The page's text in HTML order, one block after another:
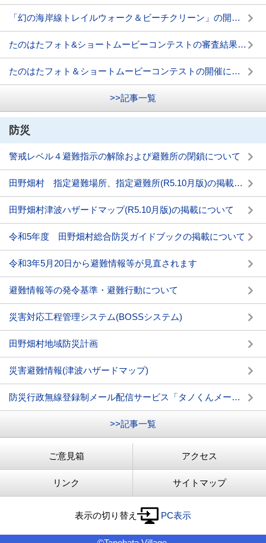
「幻の海岸線トレイルウォーク＆ビーチクリーン」の開催について
たのはたフォト&ショートムービーコンテストの審査結果について
たのはたフォト＆ショートムービーコンテストの開催について
>>記事一覧
防災
警戒レベル４避難指示の解除および避難所の閉鎖について
田野畑村 指定避難場所、指定避難所(R5.10月版)の掲載について
田野畑村津波ハザードマップ(R5.10月版)の掲載について
令和5年度 田野畑村総合防災ガイドブックの掲載について
令和3年5月20日から避難情報等が見直されます
避難情報等の発令基準・避難行動について
災害対応工程管理システム(BOSSシステム)
田野畑村地域防災計画
災害避難情報(津波ハザードマップ)
防災行政無線登録制メール配信サービス「タノくんメール」
>>記事一覧
ご意見箱 アクセス
リンク サイトマップ
表示の切り替え PC表示